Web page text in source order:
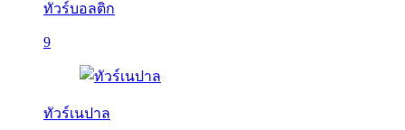
ทัวร์บอลติก
9
ทัวร์เนปาล